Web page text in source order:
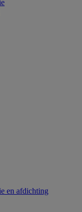
en afdichting